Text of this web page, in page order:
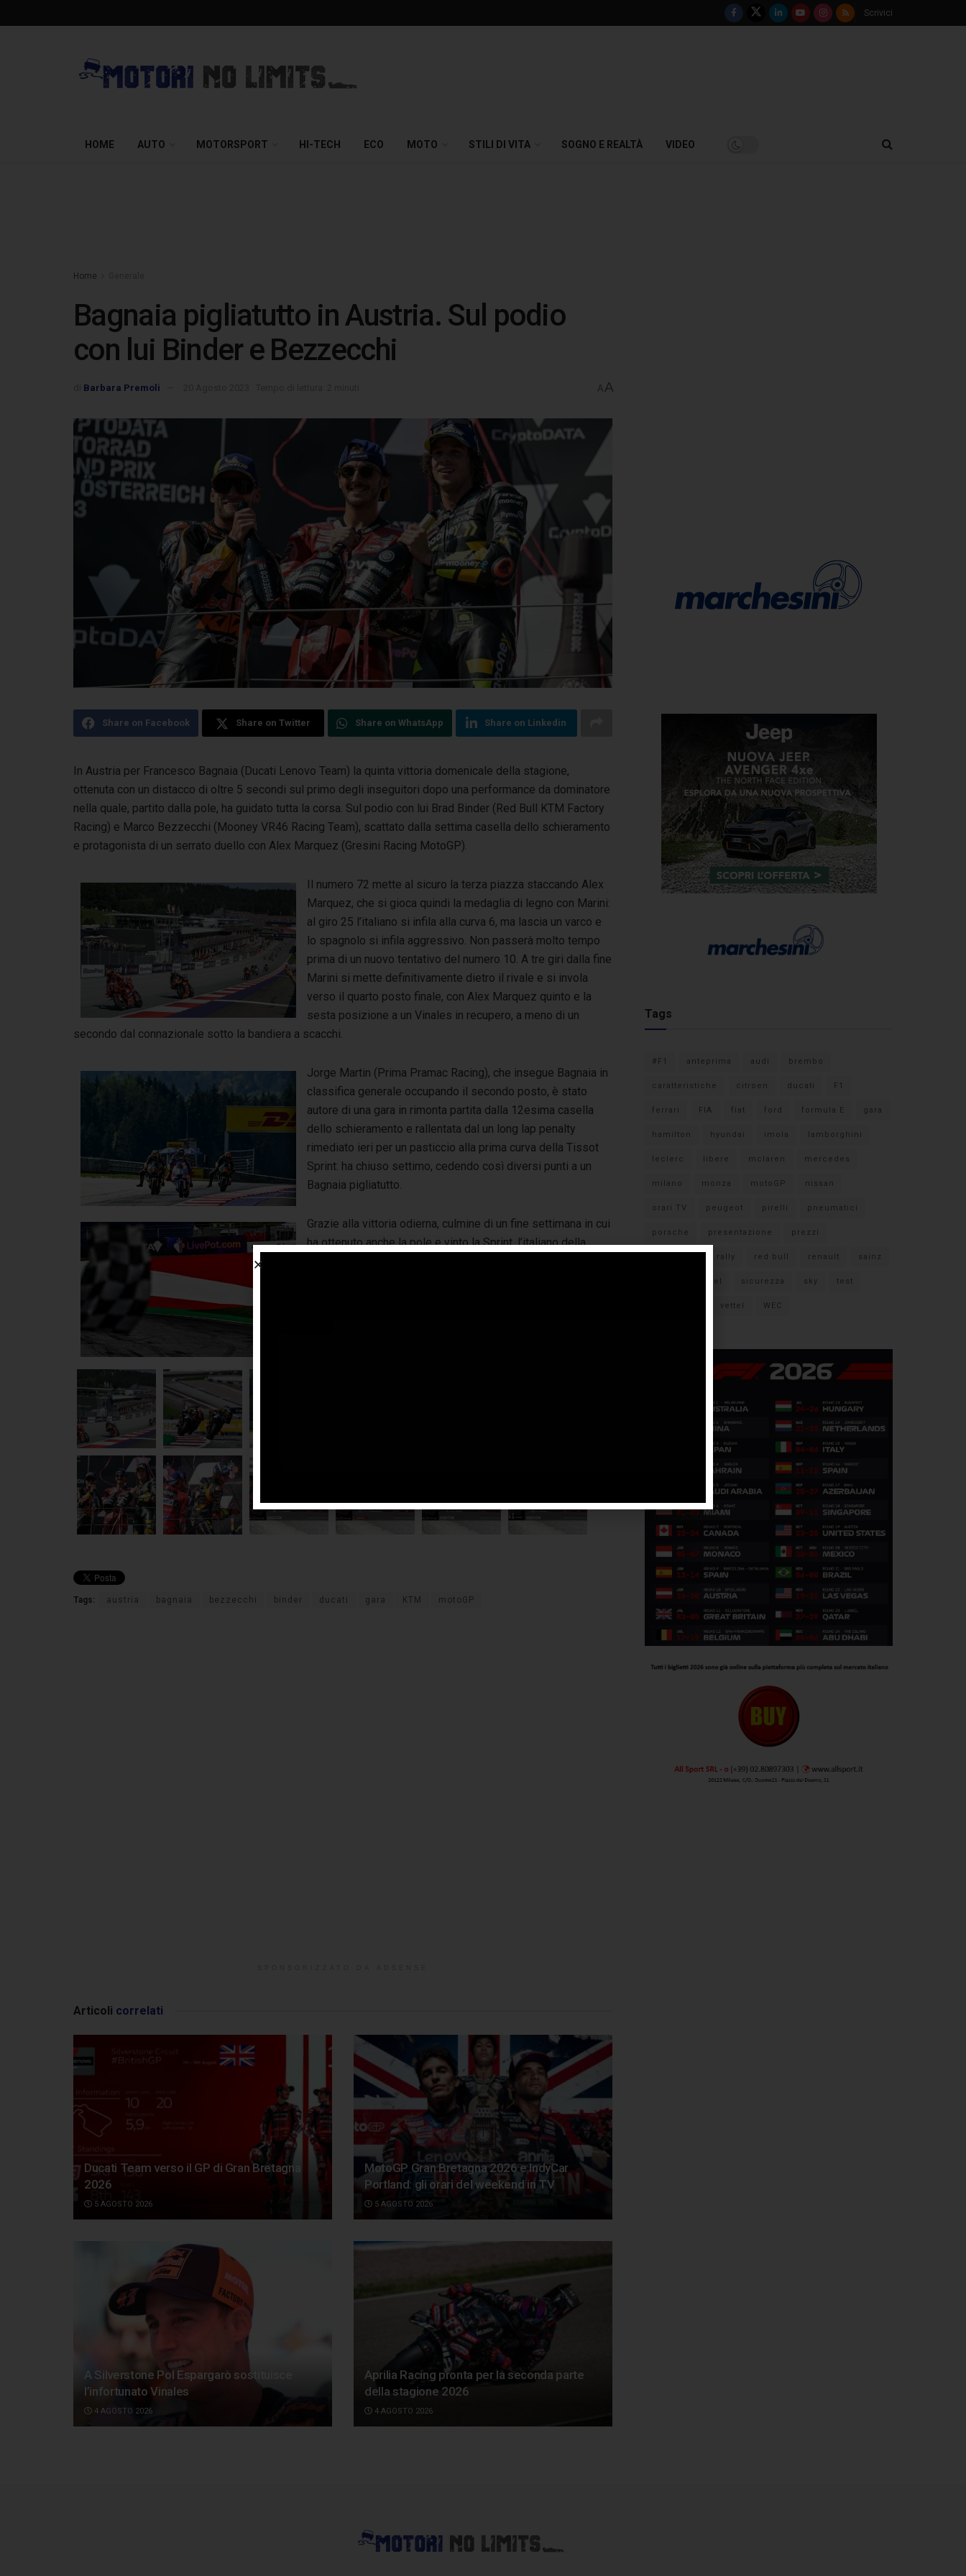
Scrivici
HOME AUTO MOTORSPORT HI-TECH ECO MOTO STILI DI VITA SOGNO E REALTÀ VIDEO
Home
Bagnaia pigliatutto in Austria. Sul podio
con lui Binder e Bezzecchi
Barbara Premoli A A
Share on Facebook Share on Twitter Share on WhatsApp Share on Linkedin
In Austria per Francesco Bagnaia (Ducati Lenovo Team) la quinta vittoria domenicale della stagione,
ottenuta con un distacco di oltre 5 secondi sul primo degli inseguitori dopo una performance da dominatore
nella quale, partito dalla pole, ha guidato tutta la corsa. Sul podio con lui Brad Binder (Red Bull KTM Factory
Racing) e Marco Bezzecchi (Mooney VR46 Racing Team), scattato dalla settima casella dello schieramento
e protagonista di un serrato duello con Alex Marquez (Gresini Racing MotoGP).
Il numero 72 mette al sicuro la terza piazza staccando Alex
Marquez, che si gioca quindi la medaglia di legno con Marini:
al giro 25 l’italiano si infila alla curva 6, ma lascia un varco e
lo spagnolo si infila aggressivo. Non passerà molto tempo
prima di un nuovo tentativo del numero 10. A tre giri dalla fine
Marini si mette definitivamente dietro il rivale e si invola
verso il quarto posto finale, con Alex Marquez quinto e la
sesta posizione a un Vinales in recupero, a meno di un
secondo dal connazionale sotto la bandiera a scacchi.
Jorge Martin (Prima Pramac Racing), che insegue Bagnaia in
classifica generale occupando il secondo posto, è stato
autore di una gara in rimonta partita dalla 12esima casella
dello schieramento e rallentata dal un long lap penalty
rimediato ieri per un pasticcio alla prima curva della Tissot
Sprint: ha chiuso settimo, cedendo così diversi punti a un
Bagnaia pigliatutto.
Grazie alla vittoria odierna, culmine di un fine settimana in cui
ha ottenuto anche la pole e vinto la Sprint, l’italiano della
Tags: austria bagnaia bezzecchi binder ducati gara KTM motoGP
Articoli correlati
Ducati Team verso il GP di Gran Bretagna
2026
5 AGOSTO 2026
MotoGP Gran Bretagna 2026 e IndyCar
Portland: gli orari del weekend in TV
5 AGOSTO 2026
A Silverstone Pol Espargarò sostituisce
l’infortunato Vinales
4 AGOSTO 2026
Aprilia Racing pronta per la seconda parte
della stagione 2026
4 AGOSTO 2026
Tags
#F1 anteprima audi brembo
caratteristiche citroen ducati F1
ferrari FIA fiat ford formula E gara
hamilton hyundai imola lamborghini
leclerc libere mclaren mercedes
milano monza motoGP nissan
orari TV peugeot pirelli pneumatici
porsche presentazione prezzi
rally red bull renault sainz
sebastian vettel sicurezza sky test
vettel WEC